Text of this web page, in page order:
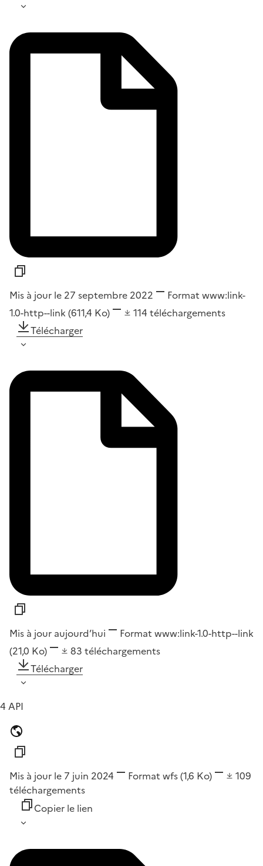
Mis à jour le 27 septembre 2022 Format www:link-
1.0-http--link (611,4 Ko) 114 téléchargements
Télécharger
Mis à jour aujourd’hui Format www:link-1.0-http--link
(21,0 Ko)
83 téléchargements
Télécharger
4 API
Mis à jour le 7 juin 2024 Format wfs(1,6 Ko)
109
téléchargements
Copier le lien